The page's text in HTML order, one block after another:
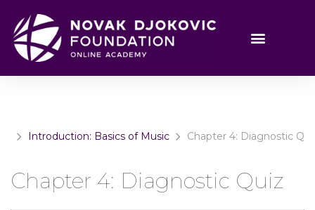
Introduction: Basics of Music Chapter 4: Diagnostic
Chapter 4: Diagnostic Quiz